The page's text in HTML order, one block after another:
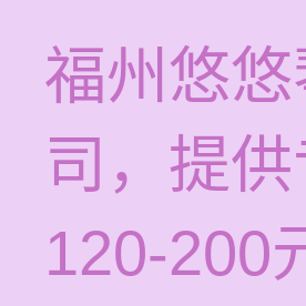
福州悠
司，提
120-200